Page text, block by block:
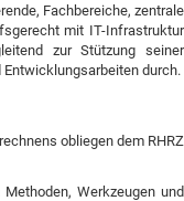
Fachbereiche, zentrale
mit IT-Infrastruktur
zur Stützung seiner
durch.
obliegen dem RHRZ
Werkzeugen und